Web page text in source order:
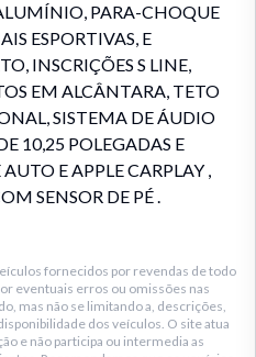
PARA-CHOQUE
ESPORTIVAS, E
INSCRIÇÕES S LINE,
EM ALCÂNTARA, TETO
SISTEMA DE ÁUDIO
10,25 POLEGADAS E
E APPLE CARPLAY ,
PORTA-MALAS COM SENSOR DE PÉ .
fornecidos por revendas de todo
eventuais erros ou omissões nas
mas não se limitando a, descrições,
dos veículos. O site atua
e não participa ou intermedia as